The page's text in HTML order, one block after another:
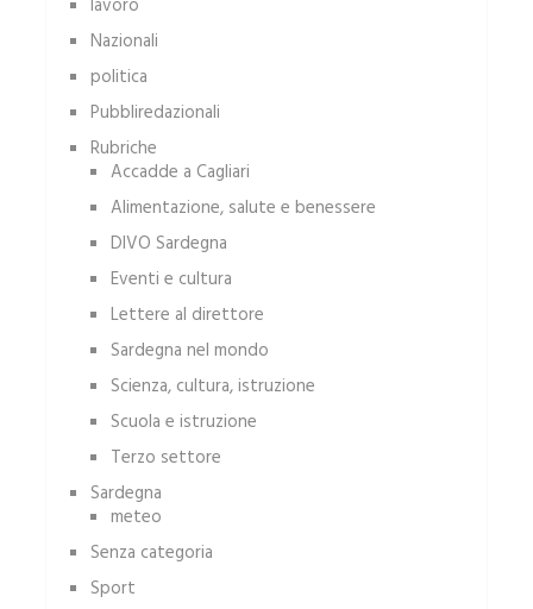
lavoro
Nazionali
politica
Pubbliredazionali
Rubriche
Accadde a Cagliari
Alimentazione, salute e benessere
DIVO Sardegna
Eventi e cultura
Lettere al direttore
Sardegna nel mondo
Scienza, cultura, istruzione
Scuola e istruzione
Terzo settore
Sardegna
meteo
Senza categoria
Sport